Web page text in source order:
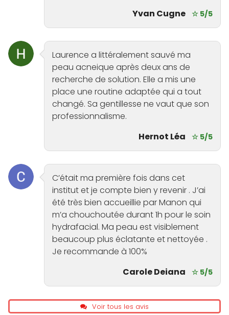
Yvan Cugne ☆ 5/5
Laurence a littéralement sauvé ma
peau acneique après deux ans de
recherche de solution. Elle a mis une
place une routine adaptée qui a tout
changé. Sa gentillesse ne vaut que son
professionnalisme.
Hernot Léa
☆ 5/5
C’était ma première fois dans cet
institut et je compte bien y revenir . J’ai
été très bien accueillie par Manon qui
m’a chouchoutée durant 1h pour le soin
hydrafacial. Ma peau est visiblement
beaucoup plus éclatante et nettoyée .
Je recommande à 100%
Carole Deiana
☆ 5/5
Voir tous les avis